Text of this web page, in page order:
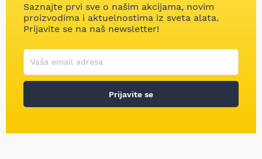
Saznajte prvi sve o našim akcijama, novim
proizvodima i aktuelnostima iz sveta alata.
Prijavite se na naš newsletter!
Korisničko ime
Vaša email adresa
Prijavite se